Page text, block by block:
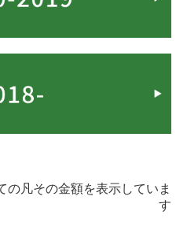
凡その金額を表示していま
す